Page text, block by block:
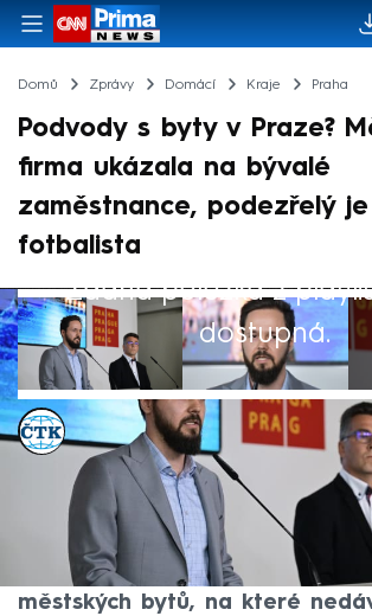
Domů Zprávy Domácí Kraje Praha
Podvody s byty v Praze?
firma ukázala na bývalé
zaměstnance, podezřelý
fotbalista
Žádná položka z
dostupná.
ČTK
6. srp 2025, 17:06
Někteří bývalí zaměstnanci
Trade Centre Praha (TCP)
zapleteni do podvodů kolem
městských bytů, na které